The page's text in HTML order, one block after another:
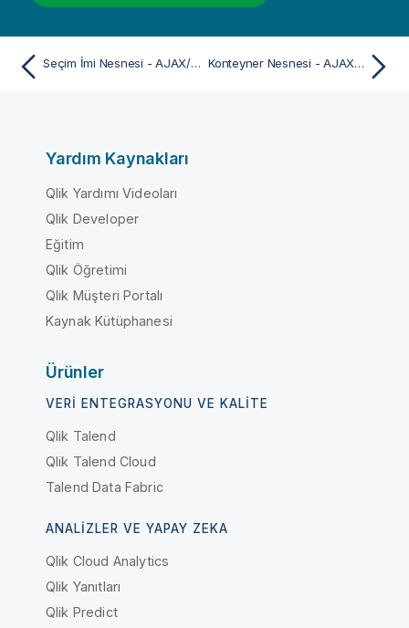
Seçim İmi Nesnesi - AJAX/Webview Konteyner Nesnesi - AJAX/Webview
Yardım Kaynakları
Qlik Yardımı Videoları
Qlik Developer
Eğitim
Qlik Öğretimi
Qlik Müşteri Portalı
Kaynak Kütüphanesi
Ürünler
VERI ENTEGRASYONU VE KALITE
Qlik Talend
Qlik Talend Cloud
Talend Data Fabric
ANALIZLER VE YAPAY ZEKA
Qlik Cloud Analytics
Qlik Yanıtları
Qlik Predict